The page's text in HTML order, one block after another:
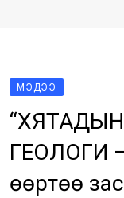
Ил тод байдал
Бусад
E-Zasag.mn
МЭДЭЭ
ГЕОЛОГИ
өөртөө